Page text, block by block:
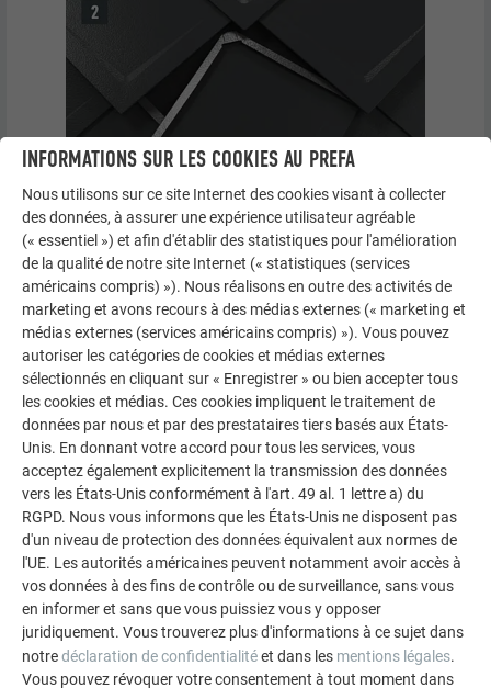
INFORMATIONS SUR LES COOKIES AU PREFA
Nous utilisons sur ce site Internet des cookies visant à collecter
des données, à assurer une expérience utilisateur agréable
(« essentiel ») et afin d'établir des statistiques pour l'amélioration
de la qualité de notre site Internet (« statistiques (services
américains compris) »). Nous réalisons en outre des activités de
marketing et avons recours à des médias externes (« marketing et
médias externes (services américains compris) »). Vous pouvez
autoriser les catégories de cookies et médias externes
sélectionnés en cliquant sur « Enregistrer » ou bien accepter tous
les cookies et médias. Ces cookies impliquent le traitement de
données par nous et par des prestataires tiers basés aux États-
Unis. En donnant votre accord pour tous les services, vous
acceptez également explicitement la transmission des données
vers les États-Unis conformément à l'art. 49 al. 1 lettre a) du
RGPD. Nous vous informons que les États-Unis ne disposent pas
d'un niveau de protection des données équivalent aux normes de
l'UE. Les autorités américaines peuvent notamment avoir accès à
vos données à des fins de contrôle ou de surveillance, sans vous
en informer et sans que vous puissiez vous y opposer
juridiquement. Vous trouverez plus d'informations à ce sujet dans
notredéclaration de confidentialitéet dans les mentions légales.
Vous pouvez révoquer votre consentement à tout moment dans